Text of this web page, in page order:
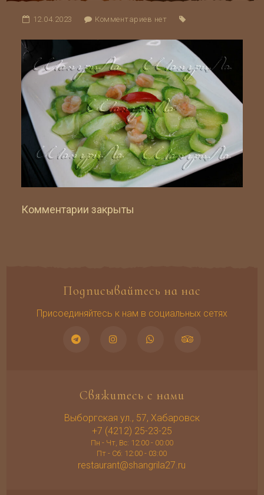
12.04.2023 Комментариев нет
Комментарии закрыты
Подписывайтесь на нас
Присоединяйтесь к нам в социальных сетях
Свяжитесь с нами
Выборгская ул., 57, Хабаровск
+7 (4212) 25-23-25
Пн - Чт, Вс: 12:00 - 00:00
Пт - Сб: 12:00 - 03:00
restaurant@shangrila27.ru